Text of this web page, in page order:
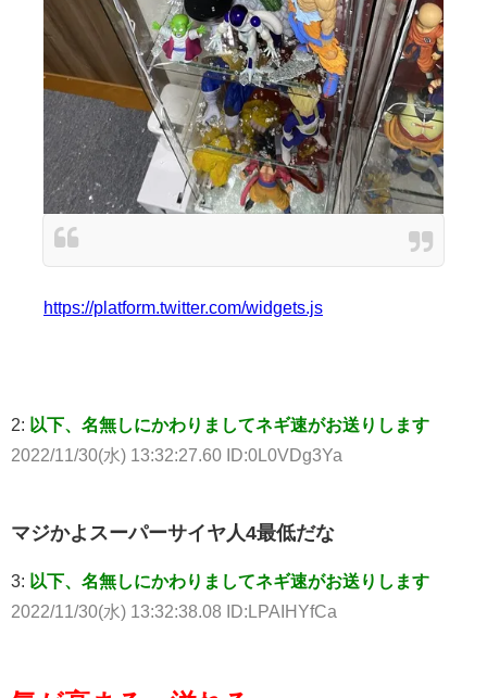
https://platform.twitter.com/widgets.js
2: 以下、名無しにかわりましてネギ速がお送りします
2022/11/30(水) 13:32:27.60 ID:0L0VDg3Ya
マジかよスーパーサイヤ人4最低だな
3: 以下、名無しにかわりましてネギ速がお送りします
2022/11/30(水) 13:32:38.08 ID:LPAIHYfCa